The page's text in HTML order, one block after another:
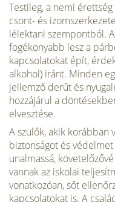
Testileg, a nemi
csont- és
lélektani szempontból.
fogékonyabb lesz a
kapcsolatokat épít,
alkohol) iránt. Minden
jellemző derűt és
hozzájárul a
elvesz­tése.
A szülők, akik korábban
biztonságot és
unalmassá,
vannak az iskolai
vonatkozóan, sőt
kapcsolatokat is. A